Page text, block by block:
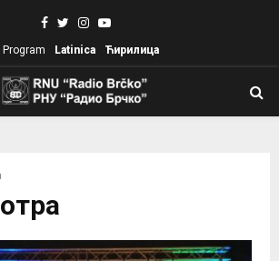
Facebook
TwitterInstagram
Youtube
Program Latinica Ћирилица